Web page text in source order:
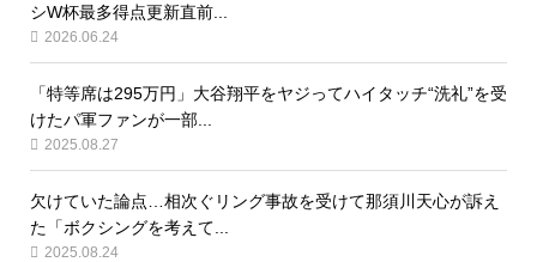
シW杯最多得点更新直前...
2026.06.24
「特等席は295万円」大谷翔平をヤジってハイタッチ“洗礼”を受
けたパ軍ファンが一部...
2025.08.27
欠けていた論点…相次ぐリング事故を受けて那須川天心が訴え
た「ボクシングを考えて...
2025.08.24